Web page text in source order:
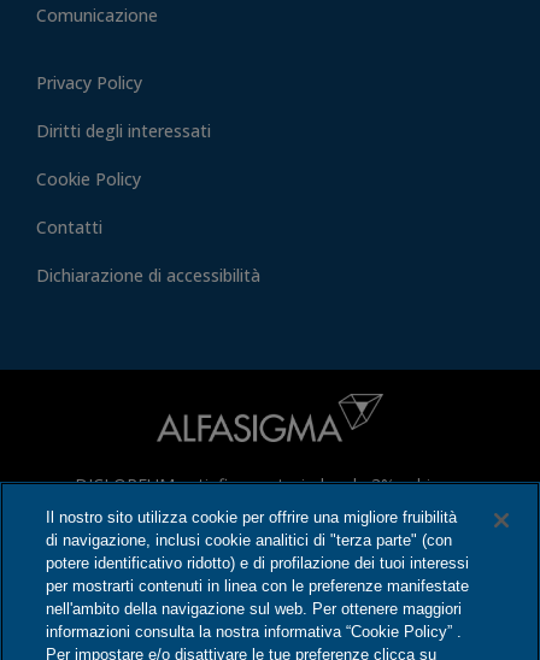
Comunicazione
Privacy Policy
Diritti degli interessati
Cookie Policy
Contatti
Dichiarazione di accessibilità
DICLOREUM antinfiammatorio locale 3% schiuma
cutanea, DICLOREUM Actigel, DICLOREUM
antinfiammatorio locale cerotti medicati sono medicinali a
base di Diclofenac e DICLOREUM Unidie cerotti medicati
è un medicinale a base di ibuprofene che possono avere
effetti indesiderati anche gravi. Leggere attentamente il
Il nostro sito utilizza cookie per offrire una migliore fruibilità
di navigazione, inclusi cookie analitici di "terza parte" (con
potere identificativo ridotto) e di profilazione dei tuoi interessi
per mostrarti contenuti in linea con le preferenze manifestate
nell'ambito della navigazione sul web. Per ottenere maggiori
informazioni consulta la nostra informativa “Cookie Policy” .
Per impostare e/o disattivare le tue preferenze clicca su